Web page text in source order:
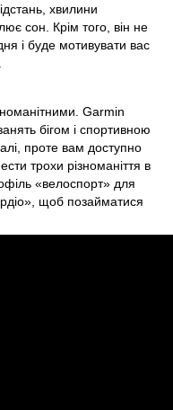
хвилини
сон. Крім того, він не
і буде мотивувати вас
Garmin
бігом і спортивною
проте вам доступно
трохи різноманіття в
«велоспорт» для
щоб позайматися